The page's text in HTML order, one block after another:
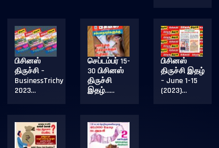
பிசினஸ்
திருச்சி –
BusinessTrichy
2023…
செப்டம்பர் 15-
30 பிசினஸ்
திருச்சி
இதழ்……
பிசினஸ்
திருச்சி இதழ்
– June 1-15
(2023)…